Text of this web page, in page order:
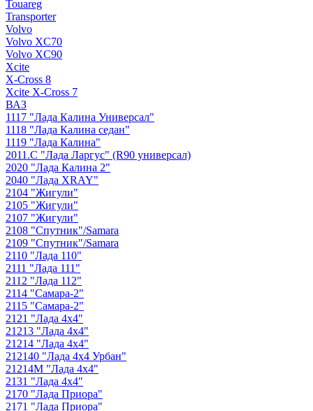
Touareg
Transporter
Volvo
Volvo XC70
Volvo XC90
Xcite
X-Cross 8
Xcite X-Cross 7
ВАЗ
1117 "Лада Калина Универсал"
1118 "Лада Калина седан"
1119 "Лада Калина"
2011.С "Лада Ларгус" (R90 универсал)
2020 "Лада Калина 2"
2040 "Лада ХRAY"
2104 "Жигули"
2105 "Жигули"
2107 "Жигули"
2108 "Cпутник"/Samara
2109 "Спутник"/Samara
2110 "Лада 110"
2111 "Лада 111"
2112 "Лада 112"
2114 "Самара-2"
2115 "Самара-2"
2121 "Лада 4х4"
21213 "Лада 4х4"
21214 "Лада 4х4"
212140 "Лада 4х4 Урбан"
21214М "Лада 4х4"
2131 "Лада 4х4"
2170 "Лада Приора"
2171 "Лада Приора"